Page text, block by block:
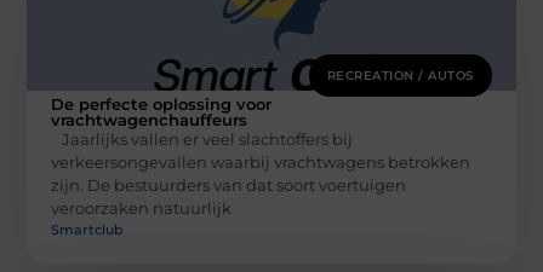
RECREATION / AUTOS
De perfecte oplossing voor
vrachtwagenchauffeurs
Jaarlijks vallen er veel slachtoffers bij
verkeersongevallen waarbij vrachtwagens betrokken
zijn. De bestuurders van dat soort voertuigen
veroorzaken natuurlijk
Smartclub